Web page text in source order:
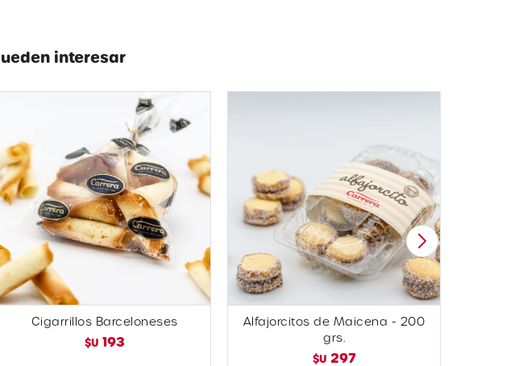
interesar
Cigarrillos Barceloneses
$U 193
Alfajorcitos de Maicena - 200
grs.
$U 297